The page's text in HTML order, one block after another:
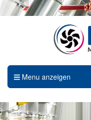
Menu anzeigen